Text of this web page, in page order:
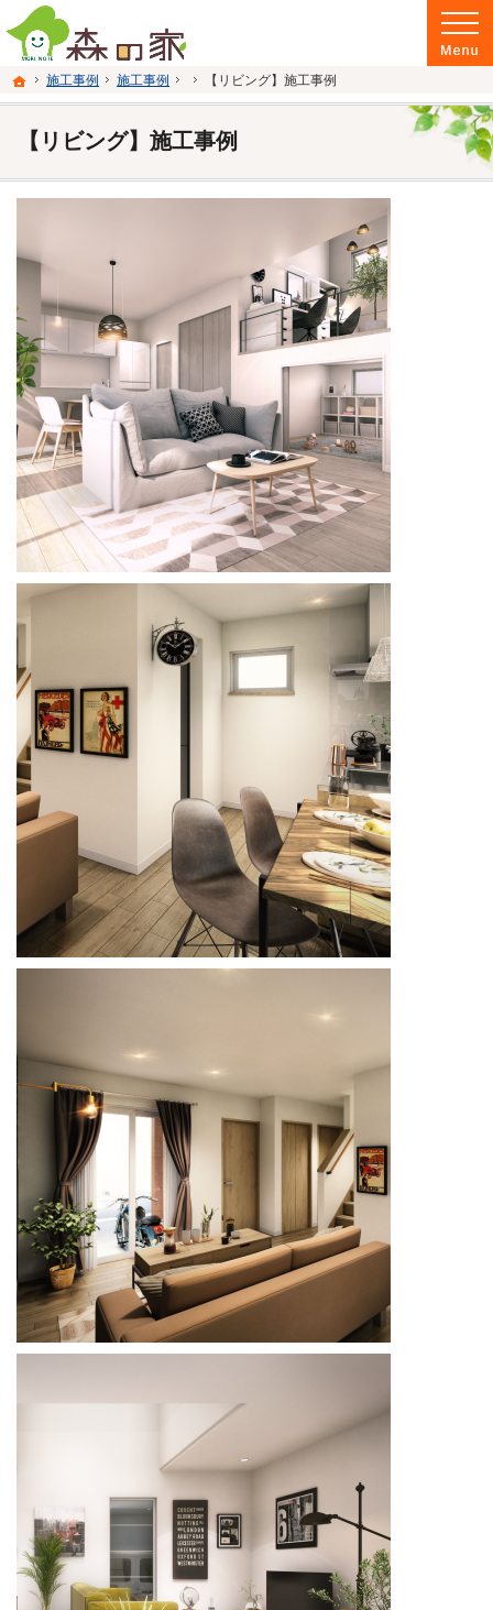
ホーム
施工事例 施工事例 【リビング】施工事例
【リビング】施工事例
富山県南砺市の注文住宅・新築戸建てを手がける建設会社なら当社へ。
富山県南砺市の新築・注文住宅・新築戸建てを手がける建設会社なら森の家